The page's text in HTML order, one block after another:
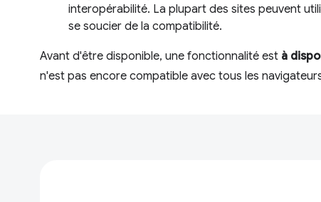
interopérabilité. La plupart des sites peuvent
se soucier de la compatibilité.
Avant d'être disponible, une fonctionnalité est à
n'est pas encore compatible avec tous les